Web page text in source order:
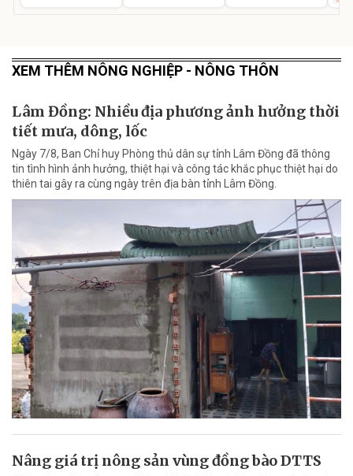
XEM THÊM NÔNG NGHIỆP - NÔNG THÔN
Lâm Đồng: Nhiều địa phương ảnh hưởng thời
tiết mưa, dông, lốc
Ngày 7/8, Ban Chỉ huy Phòng thủ dân sự tỉnh Lâm Đồng đã thông
tin tình hình ảnh hưởng, thiệt hại và công tác khắc phục thiệt hại do
thiên tai gây ra cùng ngày trên địa bàn tỉnh Lâm Đồng.
Nâng giá trị nông sản vùng đồng bào DTTS